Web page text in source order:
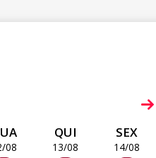
08
QUI
13/08
SEX
14/08